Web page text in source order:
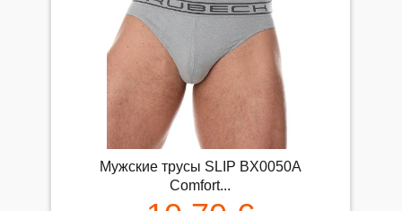
Мужские трусы SLIP BX0050A
Comfort...